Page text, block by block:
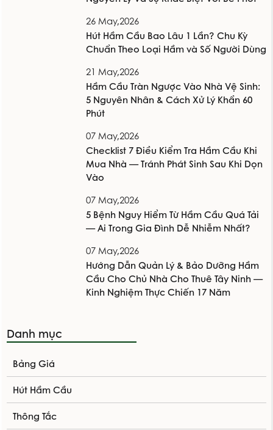
26 May,2026
Hút Hầm Cầu Bao Lâu 1 Lần? Chu Kỳ
Chuẩn Theo Loại Hầm và Số Người Dùng
21 May,2026
Hầm Cầu Tràn Ngược Vào Nhà Vệ Sinh:
5 Nguyên Nhân & Cách Xử Lý Khẩn 60
Phút
07 May,2026
Checklist 7 Điều Kiểm Tra Hầm Cầu Khi
Mua Nhà — Tránh Phát Sinh Sau Khi Dọn
Vào
07 May,2026
5 Bệnh Nguy Hiểm Từ Hầm Cầu Quá Tải
— Ai Trong Gia Đình Dễ Nhiễm Nhất?
07 May,2026
Hướng Dẫn Quản Lý & Bảo Dưỡng Hầm
Cầu Cho Chủ Nhà Cho Thuê Tây Ninh —
Kinh Nghiệm Thực Chiến 17 Năm
Danh mục
Bảng Giá
Hút Hầm Cầu
Thông Tắc